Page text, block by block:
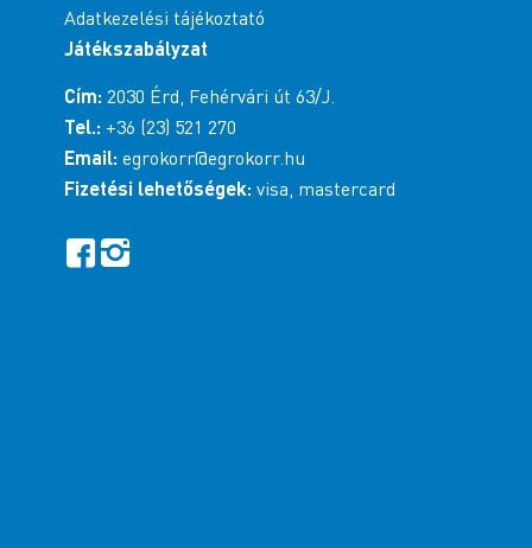
Adatkezelési tájékoztató
Játékszabályzat
Cím: 2030 Érd, Fehérvári út 63/J.
Tel.: +36 (23) 521 270
Email: egrokorr@egrokorr.hu
Fizetési lehetőségek: visa, mastercard